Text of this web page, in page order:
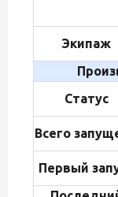
Экипаж
Статус
Всего
Первый